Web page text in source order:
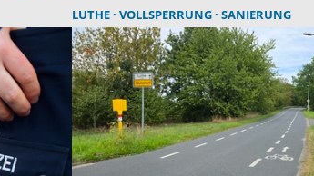
LUTHE VOLLSPERRUNG SANIERUNG